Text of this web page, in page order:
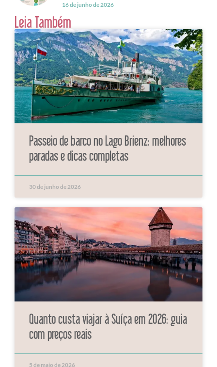
16 de junho de 2026
Leia Também
Passeio de barco no Lago Brienz: melhores
paradas e dicas completas
30 de junho de 2026
Quanto custa viajar à Suíça em 2026: guia
com preços reais
5 de maio de 2026